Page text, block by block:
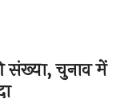
t
o
संख्या, चुनाव में